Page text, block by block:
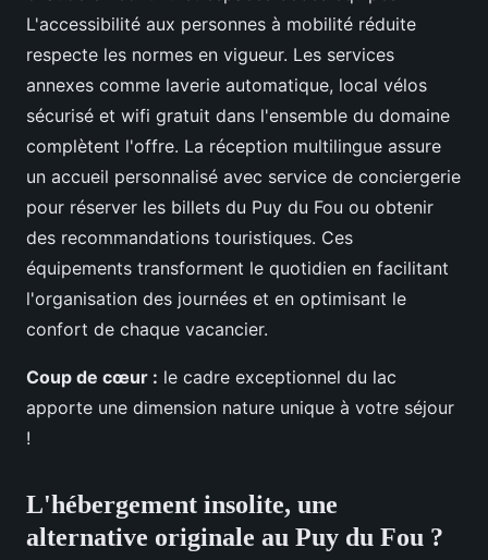
L'accessibilité aux personnes à mobilité réduite
respecte les normes en vigueur. Les services
annexes comme laverie automatique, local vélos
sécurisé et wifi gratuit dans l'ensemble du domaine
complètent l'offre. La réception multilingue assure
un accueil personnalisé avec service de conciergerie
pour réserver les billets du Puy du Fou ou obtenir
des recommandations touristiques. Ces
équipements transforment le quotidien en facilitant
l'organisation des journées et en optimisant le
confort de chaque vacancier.
Coup de cœur : le cadre exceptionnel du lac
apporte une dimension nature unique à votre séjour
!
L'hébergement insolite, une
alternative originale au Puy du Fou ?